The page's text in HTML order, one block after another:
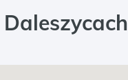
Daleszycach